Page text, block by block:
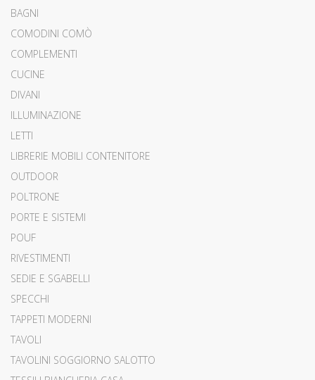
BAGNI
COMODINI COMÒ
COMPLEMENTI
CUCINE
DIVANI
ILLUMINAZIONE
LETTI
LIBRERIE MOBILI CONTENITORE
OUTDOOR
POLTRONE
PORTE E SISTEMI
POUF
RIVESTIMENTI
SEDIE E SGABELLI
SPECCHI
TAPPETI MODERNI
TAVOLI
TAVOLINI SOGGIORNO SALOTTO